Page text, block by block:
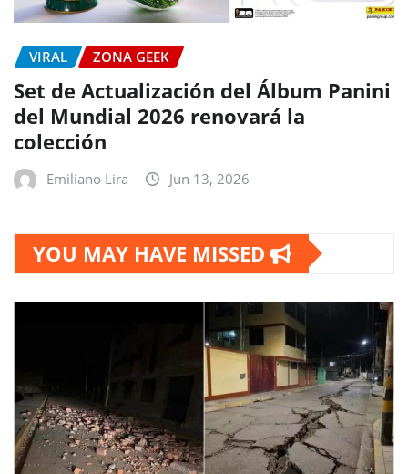
VIRAL ZONA GEEK
Set de Actualización del Álbum Panini
del Mundial 2026 renovará la
colección
Emiliano Lira Jun 13, 2026
YOU MAY HAVE MISSED